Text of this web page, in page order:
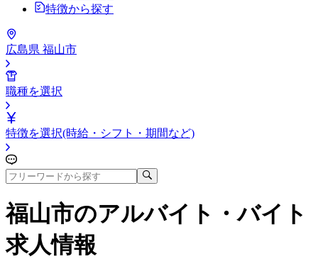
特徴から探す
広島県 福山市
職種を選択
特徴を選択(時給・シフト・期間など)
福山市のアルバイト・バイト
求人情報